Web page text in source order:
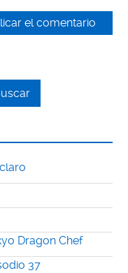
Dragon Chef
37